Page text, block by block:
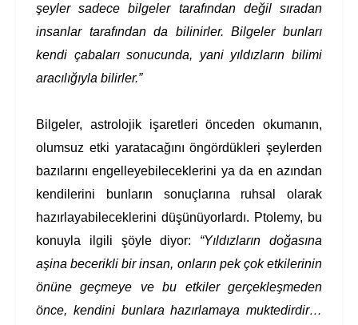
şeyler sadece bilgeler tarafından değil sıradan
insanlar tarafından da bilinirler. Bilgeler bunları
kendi çabaları sonucunda, yani yıldızların bilimi
aracılığıyla bilirler.”
Bilgeler, astrolojik işaretleri önceden okumanın,
olumsuz etki yaratacağını öngördükleri şeylerden
bazılarını engelleyebileceklerini ya da en azından
kendilerini bunların sonuçlarına ruhsal olarak
hazırlayabileceklerini düşünüyorlardı. Ptolemy, bu
konuyla ilgili şöyle diyor: “Yıldızların doğasına
aşina becerikli bir insan, onların pek çok etkilerinin
önüne geçmeye ve bu etkiler gerçekleşmeden
önce, kendini bunlara hazırlamaya muktedirdir…